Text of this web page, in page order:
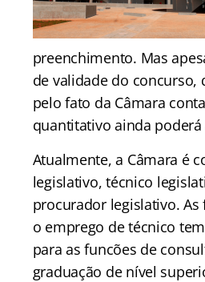
preenchimento. Mas
de validade do concurso,
pelo fato da Câmara
quantitativo ainda
Atualmente, a Câmara é
legislativo, técnico
procurador legislativo.
o emprego de técnico
para as funcões de
graduação de nível